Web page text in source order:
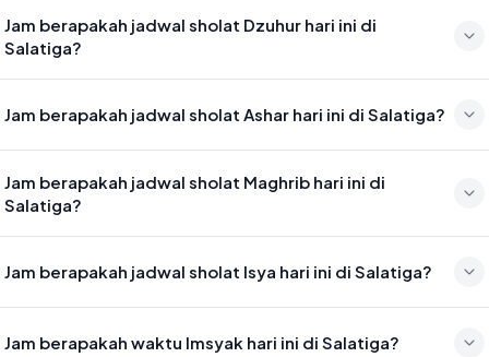
Jam berapakah jadwal sholat Dzuhur hari ini di
Salatiga?
Jam berapakah jadwal sholat Ashar hari ini di Salatiga?
Jam berapakah jadwal sholat Maghrib hari ini di
Salatiga?
Jam berapakah jadwal sholat Isya hari ini di Salatiga?
Jam berapakah waktu Imsyak hari ini di Salatiga?